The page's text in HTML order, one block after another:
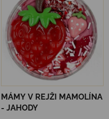
MÁMY V REJŽI MAMOLÍNA
- JAHODY